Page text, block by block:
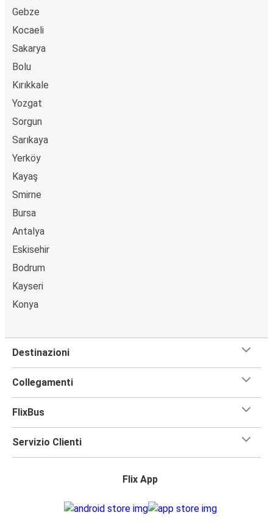
Gebze
Kocaeli
Sakarya
Bolu
Kırıkkale
Yozgat
Sorgun
Sarıkaya
Yerköy
Kayaş
Smirne
Bursa
Antalya
Eskisehir
Bodrum
Kayseri
Konya
Destinazioni
Collegamenti
FlixBus
Servizio Clienti
Flix App